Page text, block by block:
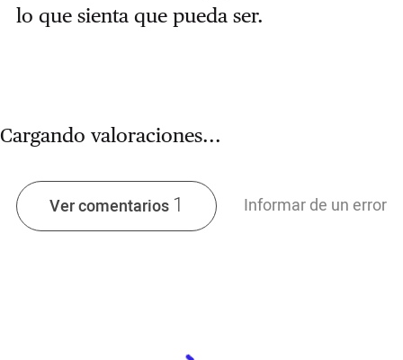
lo que sienta que pueda ser.
Cargando valoraciones...
Ver comentarios 1 Informar de un error